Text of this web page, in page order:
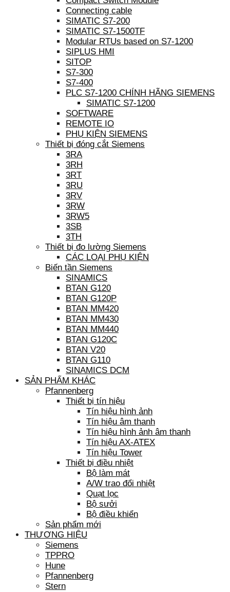
Connecting cable
SIMATIC S7-200
SIMATIC S7-1500TF
Modular RTUs based on S7-1200
SIPLUS HMI
SITOP
S7-300
S7-400
PLC S7-1200 CHÍNH HÃNG SIEMENS
SIMATIC S7-1200
SOFTWARE
REMOTE IO
PHỤ KIỆN SIEMENS
Thiết bị đóng cắt Siemens
3RA
3RH
3RT
3RU
3RV
3RW
3RW5
3SB
3TH
Thiết bị đo lường Siemens
CÁC LOẠI PHỤ KIỆN
Biến tần Siemens
SINAMICS
BTAN G120
BTAN G120P
BTAN MM420
BTAN MM430
BTAN MM440
BTAN G120C
BTAN V20
BTAN G110
SINAMICS DCM
SẢN PHẨM KHÁC
Pfannenberg
Thiết bị tín hiệu
Tín hiệu hình ảnh
Tín hiệu âm thanh
Tín hiệu hình ảnh âm thanh
Tín hiệu AX-ATEX
Tín hiệu Tower
Thiết bị điều nhiệt
Bộ làm mát
A/W trao đổi nhiệt
Quạt lọc
Bộ sưởi
Bộ điều khiển
Sản phẩm mới
THƯƠNG HIỆU
Siemens
TPPRO
Hune
Pfannenberg
Stern